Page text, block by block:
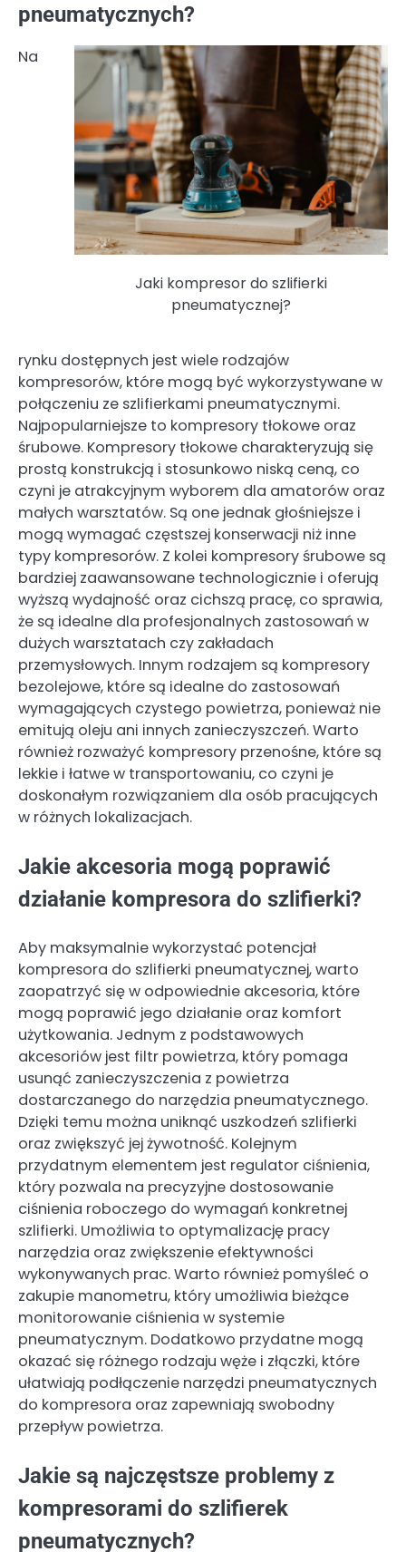
pneumatycznych?
Jaki kompresor do szlifierki
pneumatycznej?
Na
rynku dostępnych jest wiele rodzajów
kompresorów, które mogą być wykorzystywane w
połączeniu ze szlifierkami pneumatycznymi.
Najpopularniejsze to kompresory tłokowe oraz
śrubowe. Kompresory tłokowe charakteryzują się
prostą konstrukcją i stosunkowo niską ceną, co
czyni je atrakcyjnym wyborem dla amatorów oraz
małych warsztatów. Są one jednak głośniejsze i
mogą wymagać częstszej konserwacji niż inne
typy kompresorów. Z kolei kompresory śrubowe są
bardziej zaawansowane technologicznie i oferują
wyższą wydajność oraz cichszą pracę, co sprawia,
że są idealne dla profesjonalnych zastosowań w
dużych warsztatach czy zakładach
przemysłowych. Innym rodzajem są kompresory
bezolejowe, które są idealne do zastosowań
wymagających czystego powietrza, ponieważ nie
emitują oleju ani innych zanieczyszczeń. Warto
również rozważyć kompresory przenośne, które są
lekkie i łatwe w transportowaniu, co czyni je
doskonałym rozwiązaniem dla osób pracujących
w różnych lokalizacjach.
Jakie akcesoria mogą poprawić
działanie kompresora do szlifierki?
Aby maksymalnie wykorzystać potencjał
kompresora do szlifierki pneumatycznej, warto
zaopatrzyć się w odpowiednie akcesoria, które
mogą poprawić jego działanie oraz komfort
użytkowania. Jednym z podstawowych
akcesoriów jest filtr powietrza, który pomaga
usunąć zanieczyszczenia z powietrza
dostarczanego do narzędzia pneumatycznego.
Dzięki temu można uniknąć uszkodzeń szlifierki
oraz zwiększyć jej żywotność. Kolejnym
przydatnym elementem jest regulator ciśnienia,
który pozwala na precyzyjne dostosowanie
ciśnienia roboczego do wymagań konkretnej
szlifierki. Umożliwia to optymalizację pracy
narzędzia oraz zwiększenie efektywności
wykonywanych prac. Warto również pomyśleć o
zakupie manometru, który umożliwia bieżące
monitorowanie ciśnienia w systemie
pneumatycznym. Dodatkowo przydatne mogą
okazać się różnego rodzaju węże i złączki, które
ułatwiają podłączenie narzędzi pneumatycznych
do kompresora oraz zapewniają swobodny
przepływ powietrza.
Jakie są najczęstsze problemy z
kompresorami do szlifierek
pneumatycznych?